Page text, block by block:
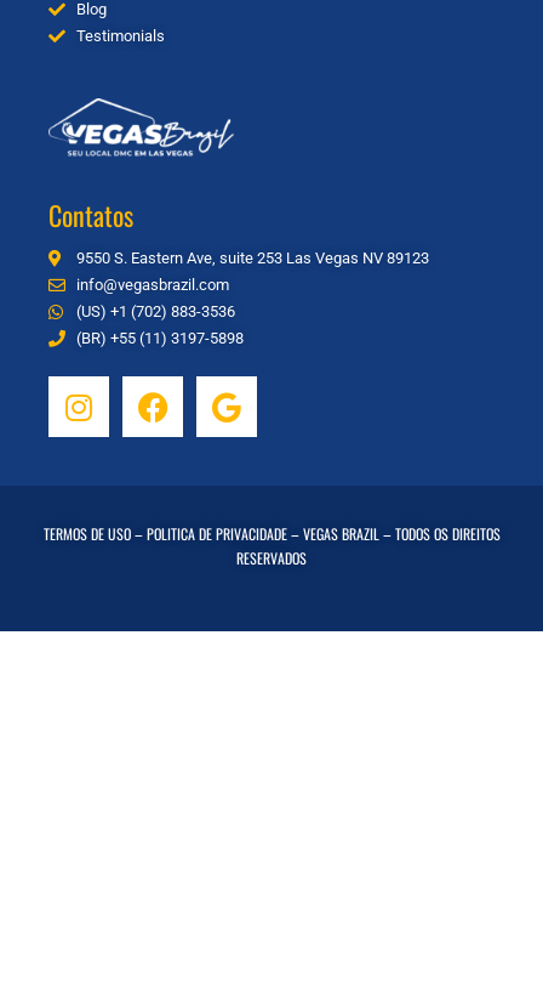
Blog
Testimonials
Contatos
9550 S. Eastern Ave, suite 253 Las Vegas NV 89123
info@vegasbrazil.com
(US) +1 (702) 883-3536
(BR) +55 (11) 3197-5898
TERMOS DE USO–POLITICA DE PRIVACIDADE– VEGAS BRAZIL – TODOS OS DIREITOS
RESERVADOS